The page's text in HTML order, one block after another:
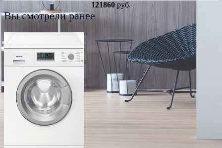
121860 руб.
Вы смотрели ранее